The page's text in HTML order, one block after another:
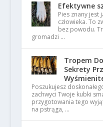
Efektywne
Pies znany jest
człowieka. To
bez powodu.
gromadzi …
Tropem
Sekrety
Poszukujesz
zachwyci Twoje kubki
przygotowania tego
na pstrąga, …